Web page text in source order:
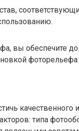
вы обеспечите
качественного
типа